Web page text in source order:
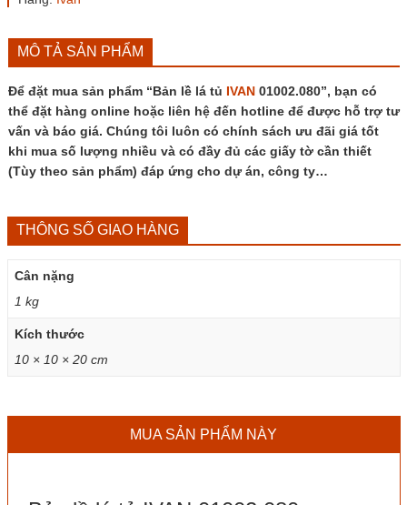
MÔ TẢ SẢN PHẨM
Để đặt mua sản phẩm “Bản lề lá tủ IVAN01002.080”, bạn có
thể đặt hàng online hoặc liên hệ đến hotline để được hỗ trợ tư
vấn và báo giá. Chúng tôi luôn có chính sách ưu đãi giá tốt
khi mua số lượng nhiều và có đầy đủ các giấy tờ cần thiết
(Tùy theo sản phẩm) đáp ứng cho dự án, công ty…
THÔNG SỐ GIAO HÀNG
Cân nặng
1 kg
Kích thước
10 × 10 × 20 cm
MUA SẢN PHẨM NÀY